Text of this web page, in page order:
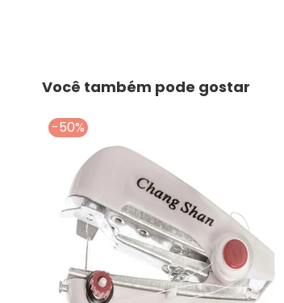
Você também pode gostar
-50%